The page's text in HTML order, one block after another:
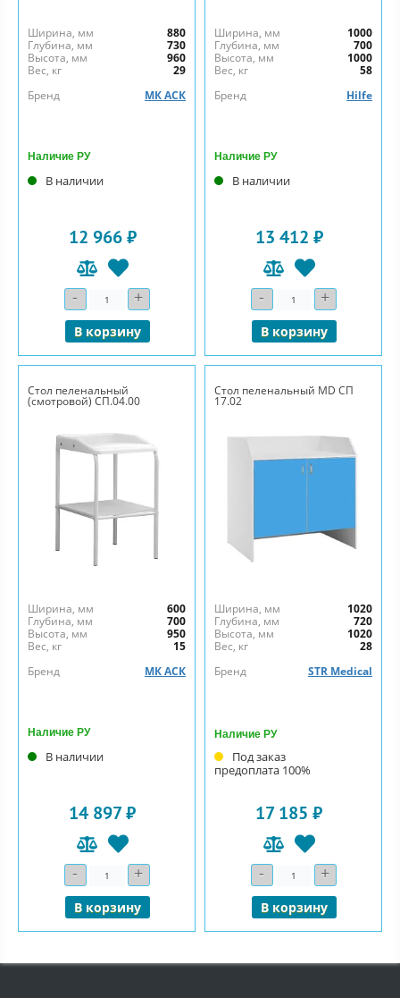
Ширина, мм
880
Глубина, мм
730
Высота, мм
960
Вес, кг
29
Бренд
МК АСК
Наличие РУ
В наличии
12 966 ₽
- Количество+
В корзину
Ширина, мм
1000
Глубина, мм
700
Высота, мм
1000
Вес, кг
58
Бренд
Hilfe
Наличие РУ
В наличии
13 412 ₽
- Количество+
В корзину
Стол пеленальный
(смотровой) СП.04.00
Ширина, мм
600
Глубина, мм
700
Высота, мм
950
Вес, кг
15
Бренд
МК АСК
Наличие РУ
В наличии
14 897 ₽
- Количество+
В корзину
Стол пеленальный MD СП
17.02
Ширина, мм
1020
Глубина, мм
720
Высота, мм
1020
Вес, кг
28
Бренд
STR Medical
Наличие РУ
Под заказ
предоплата 100%
17 185 ₽
- Количество+
В корзину